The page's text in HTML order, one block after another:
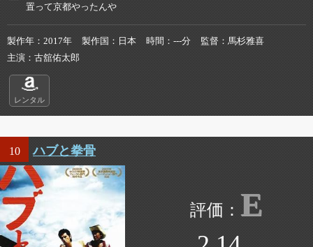
置って京都やったんや
製作年 2017年 製作国 日本 時間 ---分 監督
馬杉雅喜
主演
古舘佑太郎
レンタル
10 ハブと拳骨
E